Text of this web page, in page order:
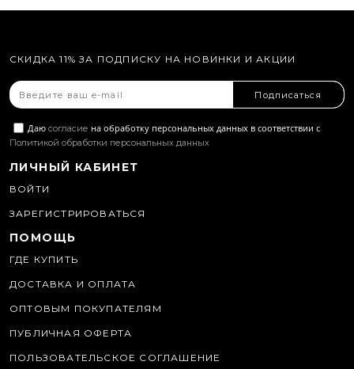
СКИДКА 11% ЗА ПОДПИСКУ НА НОВИНКИ И АКЦИИ
Подписаться
Даю согласие на обработку персональных данных в соответствии с
Политикой обработки персональных данных
ЛИЧНЫЙ КАБИНЕТ
ВОЙТИ
ЗАРЕГИСТРИРОВАТЬСЯ
ПОМОЩЬ
ГДЕ КУПИТЬ
ДОСТАВКА И ОПЛАТА
ОПТОВЫМ ПОКУПАТЕЛЯМ
ПУБЛИЧНАЯ ОФЕРТА
ПОЛЬЗОВАТЕЛЬСКОЕ СОГЛАШЕНИЕ